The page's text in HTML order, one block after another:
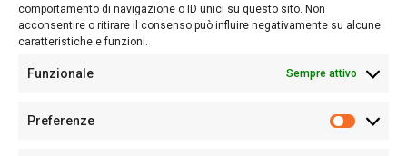
comportamento di navigazione o ID unici su questo sito. Non
acconsentire o ritirare il consenso può influire negativamente su alcune
caratteristiche e funzioni.
Funzionale Sempre attivo
Preferenze
Follow Us
Sede:Via Cristoforo Colombo 09013 Carbonia